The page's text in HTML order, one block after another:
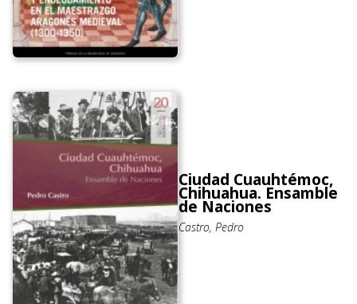
Ciudad Cuauhtémoc,
Chihuahua. Ensamble
de Naciones
Castro, Pedro